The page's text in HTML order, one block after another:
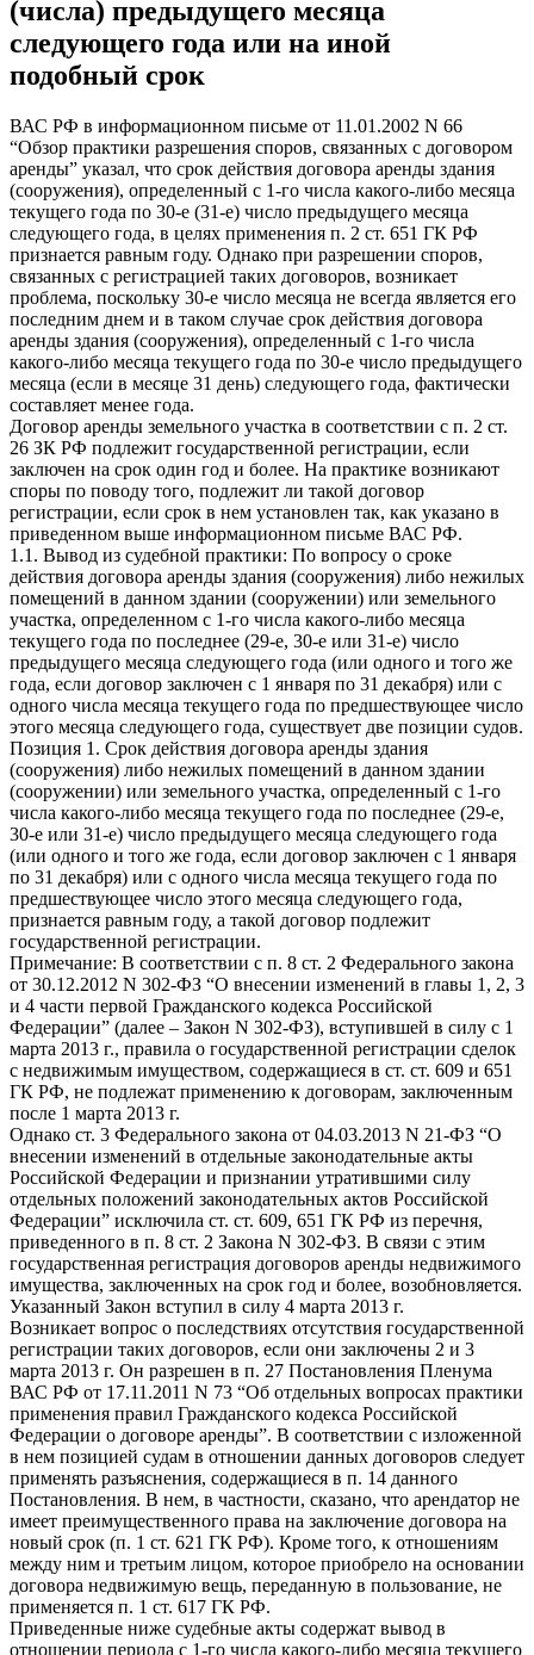
(числа) предыдущего месяца
следующего года или на иной
подобный срок
ВАС РФ в информационном письме от 11.01.2002 N 66
“Обзор практики разрешения споров, связанных с договором
аренды” указал, что срок действия договора аренды здания
(сооружения), определенный с 1-го числа какого-либо месяца
текущего года по 30-е (31-е) число предыдущего месяца
следующего года, в целях применения п. 2 ст. 651 ГК РФ
признается равным году. Однако при разрешении споров,
связанных с регистрацией таких договоров, возникает
проблема, поскольку 30-е число месяца не всегда является его
последним днем и в таком случае срок действия договора
аренды здания (сооружения), определенный с 1-го числа
какого-либо месяца текущего года по 30-е число предыдущего
месяца (если в месяце 31 день) следующего года, фактически
составляет менее года.
Договор аренды земельного участка в соответствии с п. 2 ст.
26 ЗК РФ подлежит государственной регистрации, если
заключен на срок один год и более. На практике возникают
споры по поводу того, подлежит ли такой договор
регистрации, если срок в нем установлен так, как указано в
приведенном выше информационном письме ВАС РФ.
1.1. Вывод из судебной практики: По вопросу о сроке
действия договора аренды здания (сооружения) либо нежилых
помещений в данном здании (сооружении) или земельного
участка, определенном с 1-го числа какого-либо месяца
текущего года по последнее (29-е, 30-е или 31-е) число
предыдущего месяца следующего года (или одного и того же
года, если договор заключен с 1 января по 31 декабря) или с
одного числа месяца текущего года по предшествующее число
этого месяца следующего года, существует две позиции судов.
Позиция 1. Срок действия договора аренды здания
(сооружения) либо нежилых помещений в данном здании
(сооружении) или земельного участка, определенный с 1-го
числа какого-либо месяца текущего года по последнее (29-е,
30-е или 31-е) число предыдущего месяца следующего года
(или одного и того же года, если договор заключен с 1 января
по 31 декабря) или с одного числа месяца текущего года по
предшествующее число этого месяца следующего года,
признается равным году, а такой договор подлежит
государственной регистрации.
Примечание: В соответствии с п. 8 ст. 2 Федерального закона
от 30.12.2012 N 302-ФЗ “О внесении изменений в главы 1, 2, 3
и 4 части первой Гражданского кодекса Российской
Федерации” (далее – Закон N 302-ФЗ), вступившей в силу с 1
марта 2013 г., правила о государственной регистрации сделок
с недвижимым имуществом, содержащиеся в ст. ст. 609 и 651
ГК РФ, не подлежат применению к договорам, заключенным
после 1 марта 2013 г.
Однако ст. 3 Федерального закона от 04.03.2013 N 21-ФЗ “О
внесении изменений в отдельные законодательные акты
Российской Федерации и признании утратившими силу
отдельных положений законодательных актов Российской
Федерации” исключила ст. ст. 609, 651 ГК РФ из перечня,
приведенного в п. 8 ст. 2 Закона N 302-ФЗ. В связи с этим
государственная регистрация договоров аренды недвижимого
имущества, заключенных на срок год и более, возобновляется.
Указанный Закон вступил в силу 4 марта 2013 г.
Возникает вопрос о последствиях отсутствия государственной
регистрации таких договоров, если они заключены 2 и 3
марта 2013 г. Он разрешен в п. 27 Постановления Пленума
ВАС РФ от 17.11.2011 N 73 “Об отдельных вопросах практики
применения правил Гражданского кодекса Российской
Федерации о договоре аренды”. В соответствии с изложенной
в нем позицией судам в отношении данных договоров следует
применять разъяснения, содержащиеся в п. 14 данного
Постановления. В нем, в частности, сказано, что арендатор не
имеет преимущественного права на заключение договора на
новый срок (п. 1 ст. 621 ГК РФ). Кроме того, к отношениям
между ним и третьим лицом, которое приобрело на основании
договора недвижимую вещь, переданную в пользование, не
применяется п. 1 ст. 617 ГК РФ.
Приведенные ниже судебные акты содержат вывод в
отношении периода с 1-го числа какого-либо месяца текущего